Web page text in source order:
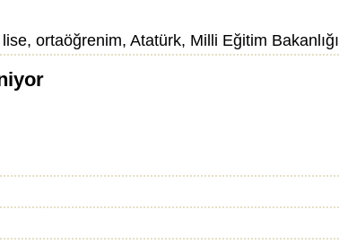
ortaöğrenim, Atatürk, Milli Eğitim Bakanlığı